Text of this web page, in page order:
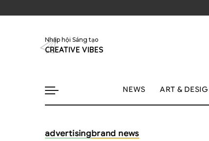
Nhập hội Sáng tạo
CREATIVE VIBES
NEWS ART &
advertisingbrand news